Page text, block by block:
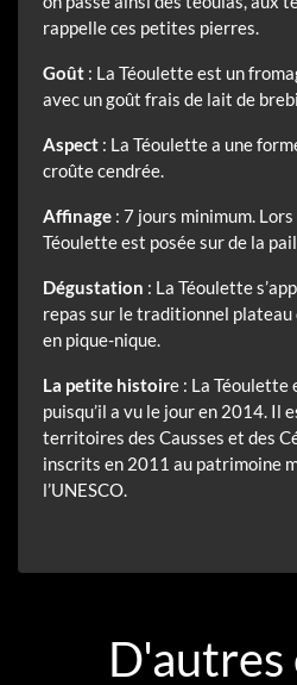
rappelle ces petites pierres.
Goût : La Téoulette est un
avec un goût frais de lait de
Aspect : La Téoulette a une
croûte cendrée.
Affinage : 7 jours minimum.
Téoulette est posée sur de la
Dégustation : La Téoulette
repas sur le traditionnel plateau
en pique-nique.
La petite histoire : La Téoulette
puisqu’il a vu le jour en 2014. Il
territoires des Causses et des
inscrits en 2011 au patrimoine
l’UNESCO.
D'autres